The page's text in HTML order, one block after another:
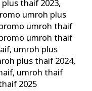
thaif 2023,
umroh plus
umroh thaif
umroh thaif
, umroh plus
plus thaif 2024,
, umroh thaif
2025